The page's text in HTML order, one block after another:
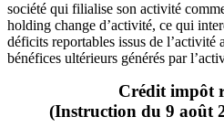
société qui filialise son activité
holding change d’activité, ce qui
déficits reportables issus de l’activité
bénéfices ultérieurs générés par
Crédit impôt
(Instruction du 9 août